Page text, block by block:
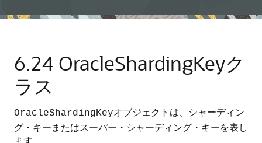
6.24 OracleShardingKeyク
ラス
OracleShardingKeyオブジェクトは、シャーディン
グ・キーまたはスーパー・シャーディング・キーを表し
ます。